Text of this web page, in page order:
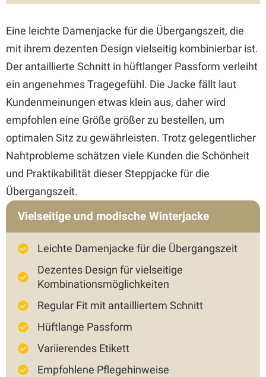
Eine leichte Damenjacke für die Übergangszeit, die
mit ihrem dezenten Design vielseitig kombinierbar ist.
Der antaillierte Schnitt in hüftlanger Passform verleiht
ein angenehmes Tragegefühl. Die Jacke fällt laut
Kundenmeinungen etwas klein aus, daher wird
empfohlen eine Größe größer zu bestellen, um
optimalen Sitz zu gewährleisten. Trotz gelegentlicher
Nahtprobleme schätzen viele Kunden die Schönheit
und Praktikabilität dieser Steppjacke für die
Übergangszeit.
Vielseitige und modische Winterjacke
Leichte Damenjacke für die Übergangszeit
Dezentes Design für vielseitige
Kombinationsmöglichkeiten
Regular Fit mit antailliertem Schnitt
Hüftlange Passform
Variierendes Etikett
Empfohlene Pflegehinweise